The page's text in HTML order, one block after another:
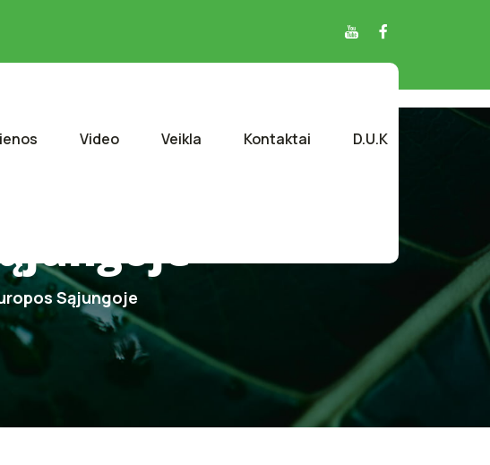
Video Veikla Kontaktai D.U.K
Sąjungoje